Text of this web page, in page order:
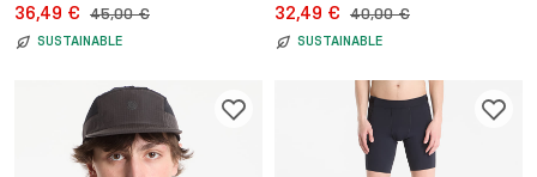
36,49 € 45,00 €
SUSTAINABLE
Athletics
32,49 € 40,00 €
SUSTAINABLE